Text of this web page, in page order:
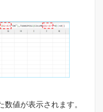
値が表示されます。